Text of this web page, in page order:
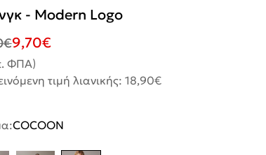
- Modern Logo
€9,70€
ΦΠΑ)
τιμή λιανικής: 18,90€
COCOON